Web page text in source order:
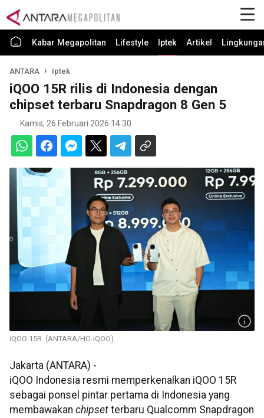
Kabar Megapolitan Lifestyle Iptek Artikel
ANTARA Iptek
iQOO 15R rilis di Indonesia dengan
chipset terbaru Snapdragon 8 Gen 5
Kamis, 26 Februari 2026 14:30
iQOO 15R. (ANTARA/HO-iQOO)
Jakarta (ANTARA) -
iQOO Indonesia resmi memperkenalkan iQOO 15R
sebagai ponsel pintar pertama di Indonesia yang
membawakan chipset terbaru Qualcomm Snapdragon